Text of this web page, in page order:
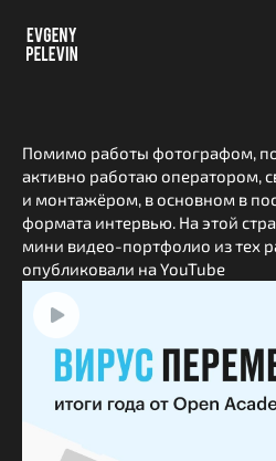
Помимо работы фотографом,
активно работаю оператором,
и монтажёром, в основном в
формата интервью. На этой
мини видео-портфолио из тех
опубликовали на YouTube